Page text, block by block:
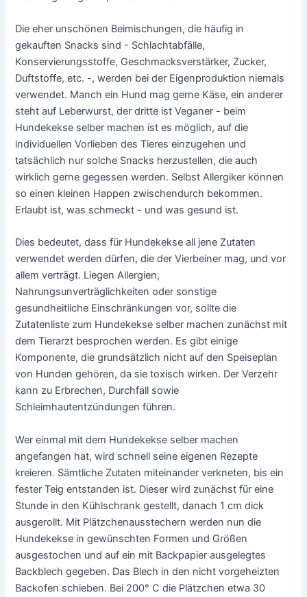
Die eher unschönen Beimischungen, die häufig in
gekauften Snacks sind - Schlachtabfälle,
Konservierungsstoffe, Geschmacksverstärker, Zucker,
Duftstoffe, etc. -, werden bei der Eigenproduktion niemals
verwendet. Manch ein Hund mag gerne Käse, ein anderer
steht auf Leberwurst, der dritte ist Veganer - beim
Hundekekse selber machen ist es möglich, auf die
individuellen Vorlieben des Tieres einzugehen und
tatsächlich nur solche Snacks herzustellen, die auch
wirklich gerne gegessen werden. Selbst Allergiker können
so einen kleinen Happen zwischendurch bekommen.
Erlaubt ist, was schmeckt - und was gesund ist.
Dies bedeutet, dass für Hundekekse all jene Zutaten
verwendet werden dürfen, die der Vierbeiner mag, und vor
allem verträgt. Liegen Allergien,
Nahrungsunverträglichkeiten oder sonstige
gesundheitliche Einschränkungen vor, sollte die
Zutatenliste zum Hundekekse selber machen zunächst mit
dem Tierarzt besprochen werden. Es gibt einige
Komponente, die grundsätzlich nicht auf den Speiseplan
von Hunden gehören, da sie toxisch wirken. Der Verzehr
kann zu Erbrechen, Durchfall sowie
Schleimhautentzündungen führen.
Wer einmal mit dem Hundekekse selber machen
angefangen hat, wird schnell seine eigenen Rezepte
kreieren. Sämtliche Zutaten miteinander verkneten, bis ein
fester Teig entstanden ist. Dieser wird zunächst für eine
Stunde in den Kühlschrank gestellt, danach 1 cm dick
ausgerollt. Mit Plätzchenausstechern werden nun die
Hundekekse in gewünschten Formen und Größen
ausgestochen und auf ein mit Backpapier ausgelegtes
Backblech gegeben. Das Blech in den nicht vorgeheizten
Backofen schieben. Bei 200° C die Plätzchen etwa 30